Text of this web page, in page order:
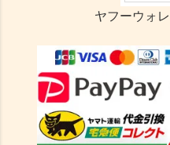
ヤフーウォ